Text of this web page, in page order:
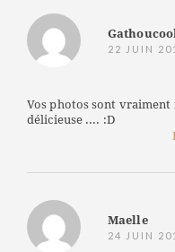
22 JUIN
Vos photos sont
délicieuse .... :D
Maelle
24 JUIN